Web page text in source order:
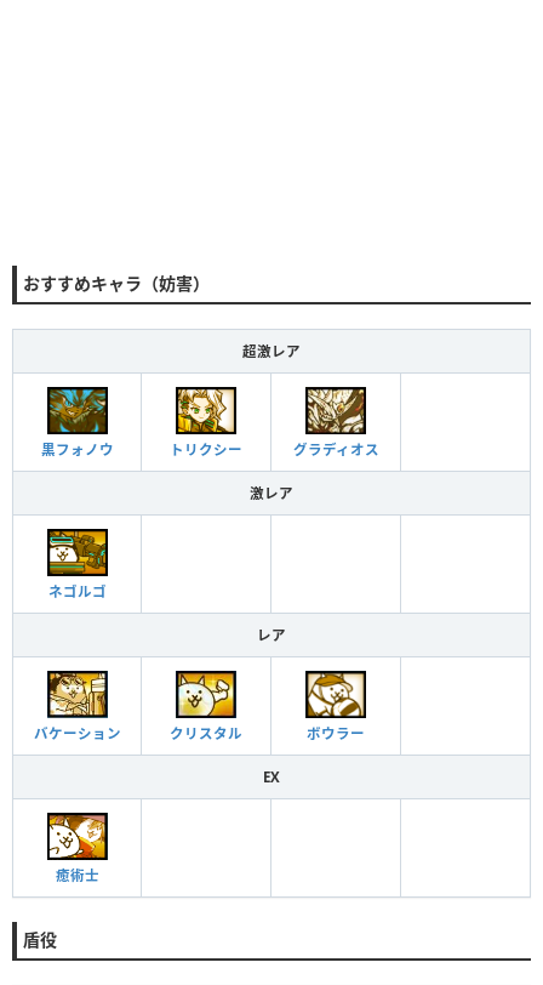
おすすめキャラ（妨害）
超激レア
黒フォノウ トリクシー グラディオス
激レア
ネゴルゴ
レア
バケーション クリスタル ボウラー
EX
癒術士
盾役